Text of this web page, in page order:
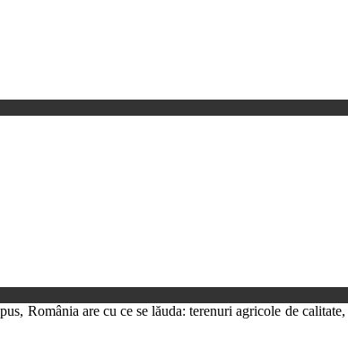
România are cu ce se lăuda: terenuri agricole de calitate,